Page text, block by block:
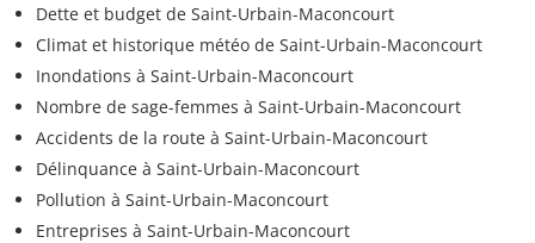
Dette et budget de Saint-Urbain-Maconcourt
Climat et historique météo de Saint-Urbain-Maconcourt
Inondations à Saint-Urbain-Maconcourt
Nombre de sage-femmes à Saint-Urbain-Maconcourt
Accidents de la route à Saint-Urbain-Maconcourt
Délinquance à Saint-Urbain-Maconcourt
Pollution à Saint-Urbain-Maconcourt
Entreprises à Saint-Urbain-Maconcourt